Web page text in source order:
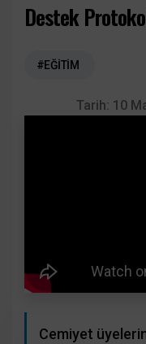
Destek
#EĞİTİM
Tarih: 10
Cemiyet